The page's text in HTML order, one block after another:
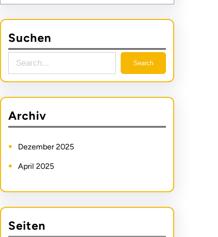
Suchen
Search
Archiv
Dezember 2025
April 2025
Seiten